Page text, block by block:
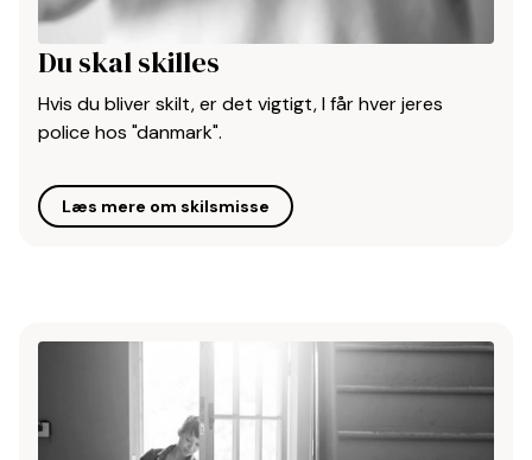
Du skal skilles
Hvis du bliver skilt, er det vigtigt, I får hver jeres
police hos "danmark".
Læs mere om skilsmisse